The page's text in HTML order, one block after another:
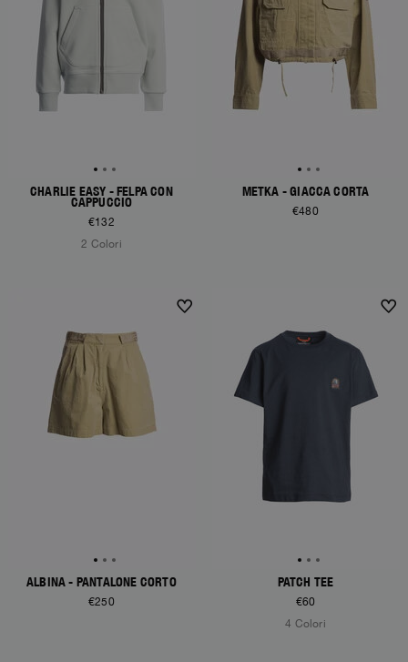
CHARLIE EASY - FELPA CON
CAPPUCCIO
€132
2 Colori
METKA - GIACCA CORTA
€480
ALBINA - PANTALONE CORTO
€250
PATCH TEE
€60
4 Colori